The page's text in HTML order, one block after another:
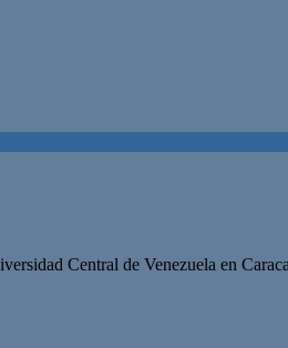
Central de Venezuela en